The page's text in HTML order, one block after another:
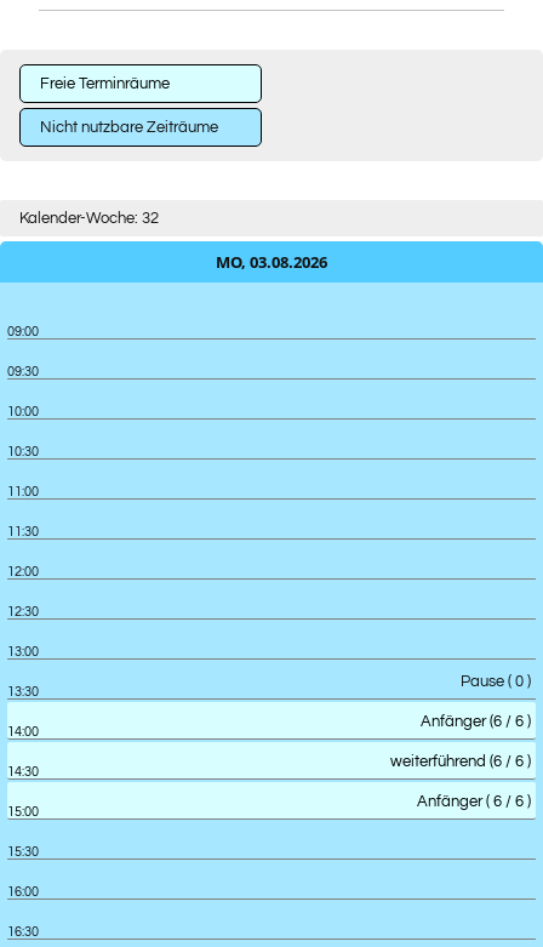
Freie Terminräume
Nicht nutzbare Zeiträume
Kalender-Woche: 32
MO, 03.08.2026
09:00
09:30
10:00
10:30
11:00
11:30
12:00
12:30
13:00
13:30
Pause ( 0 )
14:00
Anfänger (6 / 6 )
14:30
weiterführend (6 / 6 )
15:00
Anfänger ( 6 / 6 )
15:30
16:00
16:30